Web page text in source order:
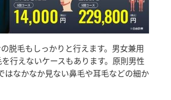
脱毛もしっかりと行えます。男女兼用
行えないケースもあります。原則男性
なかなか見ない鼻毛や耳毛などの細か